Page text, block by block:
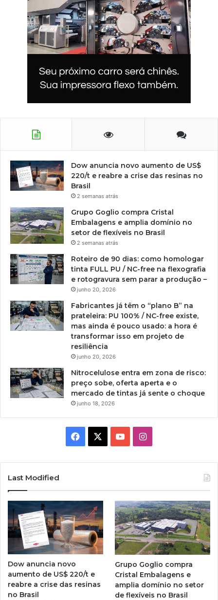
Dow anuncia novo aumento de US$
220/t e reabre a crise das resinas no
Brasil
2 semanas atrás
Grupo Goglio compra Cristal
Embalagens e amplia domínio no
setor de flexíveis no Brasil
2 semanas atrás
Roteiro de 90 dias: como homologar
tinta FULL PU / NC-free na flexografia
e rotogravura sem parar a produção –
junho 20, 2026
Fabricantes já têm o “plano B” na
prateleira: PU 100% / NC-free existe,
mas ainda é pouco usado: a hora é
transformar isso em projeto de
resiliência
junho 20, 2026
Nitrocelulose entra em zona de risco:
preço sobe, oferta aperta e o
mercado de tintas já sente o choque
junho 18, 2026
Facebook YouTubeInstagram
Last Modified
Dow anuncia novo
aumento de US$ 220/t e
reabre a crise das resinas
no Brasil
Grupo Goglio compra
Cristal Embalagens e
amplia domínio no setor
de flexíveis no Brasil